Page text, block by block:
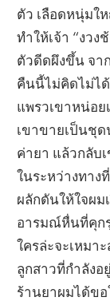
ตัว เลือดหนุ่มใ
ทำให้เจ้า “งว
ตัวดีดผึงขึ้น จา
คืนนี้ไม่คิดไม่ไ
แพรวเขาหน่อย
เขาขายเป็นชุด
ค่ายา แล้วกลับ
ในระหว่างทา
ผลักดันให้ใจผม
อารมณ์หื่นที่คุก
ใครล่ะจะเหมา
ลูกสาวที่กำลังอ
ร้านยาผมได้ข